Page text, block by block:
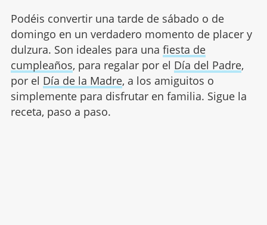
Podéis convertir una tarde de sábado o de
domingo en un verdadero momento de placer y
dulzura. Son ideales para una fiesta de
cumpleaños, para regalar por el Día del Padre,
por el Día de la Madre, a los amiguitos o
simplemente para disfrutar en familia. Sigue la
receta, paso a paso.